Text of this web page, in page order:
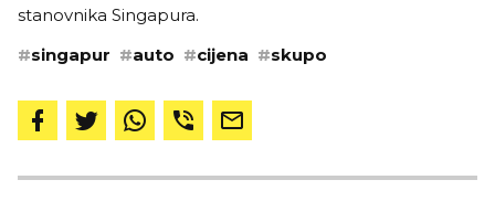
stanovnika Singapura.
#singapur #auto #cijena #skupo